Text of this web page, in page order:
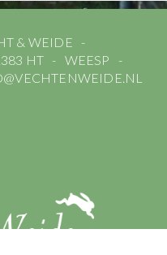
& WEIDE
HT
WEESP